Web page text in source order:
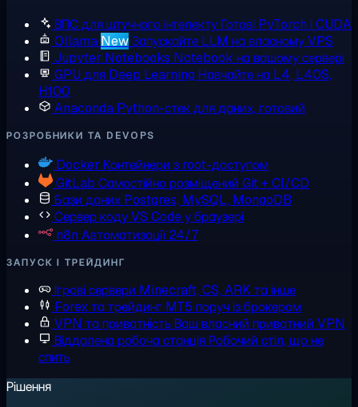
ВПС для штучного інтелектуГотові PyTorch і CUDA
Ollama NewЗапускайте LLM на власному VPS
Jupyter Notebooks Notebook на вашому сервері
GPU для Deep Learning Навчайте на L4, L40S,
H100
Anaconda Python-стек для даних, готовий
РОЗРОБНИКИ ТА DEVOPS
Docker Контейнери з root-доступом
GitLab Самостійно розміщений Git + CI/CD
Бази даних Postgres, MySQL, MongoDB
Сервер кодуVS Code у браузері
n8n Автоматизації 24/7
ЗАПУСК І ТРЕЙДИНГ
Ігрові сервери Minecraft, CS, ARK та інше
Forex та трейдинг MT5 поруч із брокером
VPN та приватністьВаш власний приватний VPN
Віддалена робоча станціяРобочий стіл, що не
спить
Рішення